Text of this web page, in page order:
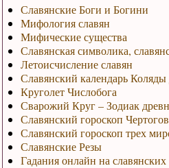
Славянские Боги и Богини
Мифология славян
Мифические существа
Славянская символика,
Летоисчисление славян
Славянский календарь
Круголет Числобога
Сварожий Круг – Зодиак
Славянский гороскоп Чертогов
Славянский гороскоп трех
Славянские Резы
Гадания онлайн на славянских